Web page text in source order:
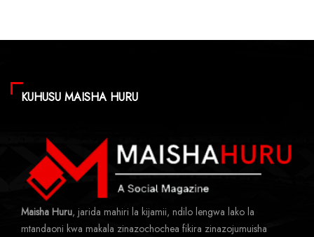
KUHUSU MAISHA HURU
Maisha Huru, jarida mahiri la kijamii, ndilo lengwa lako la
mtandaoni kwa makala zinazochochea fikira zinazojumuisha